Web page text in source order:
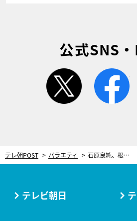
公式SNS
twitter
テレ朝POST バラエティ 石原良純、根拠ない発言で空気が一変！サンド伊達＆富澤とケンカ勃発「前もそれで…」
テレビ朝日